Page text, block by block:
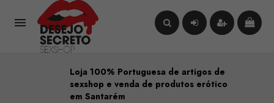

Loja 100% Portuguesa de artigos de
sexshop e venda de produtos erótico
em Santarém